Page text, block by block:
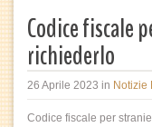
Codice fiscale
richiederlo
26 Aprile 2023 in Notizie
Codice fiscale per